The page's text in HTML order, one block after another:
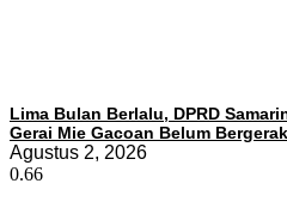
Lima Bulan Berlalu, DPRD
Gerai Mie Gacoan Belum Bergerak
Agustus 2, 2026